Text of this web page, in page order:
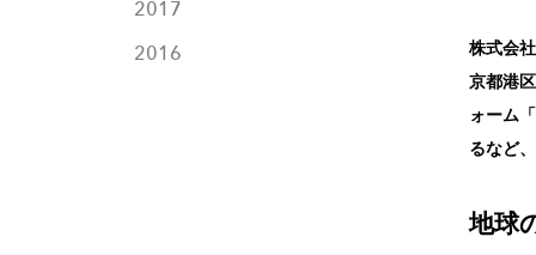
2017
2016
株式会
京都港
ォーム
るなど
地球